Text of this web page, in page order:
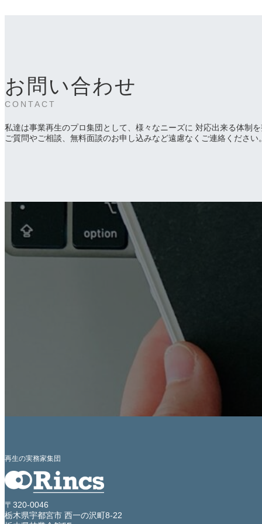
お問い合わせ
CONTACT
私達は事業再生のプロ集団として、様々なニーズに 対応出来る体制
ご質問やご相談、無料面談のお申し込みなど遠慮なくご連絡ください
再生の実務家集団
〒320-0046
栃木県宇都宮市 西一の沢町8-22